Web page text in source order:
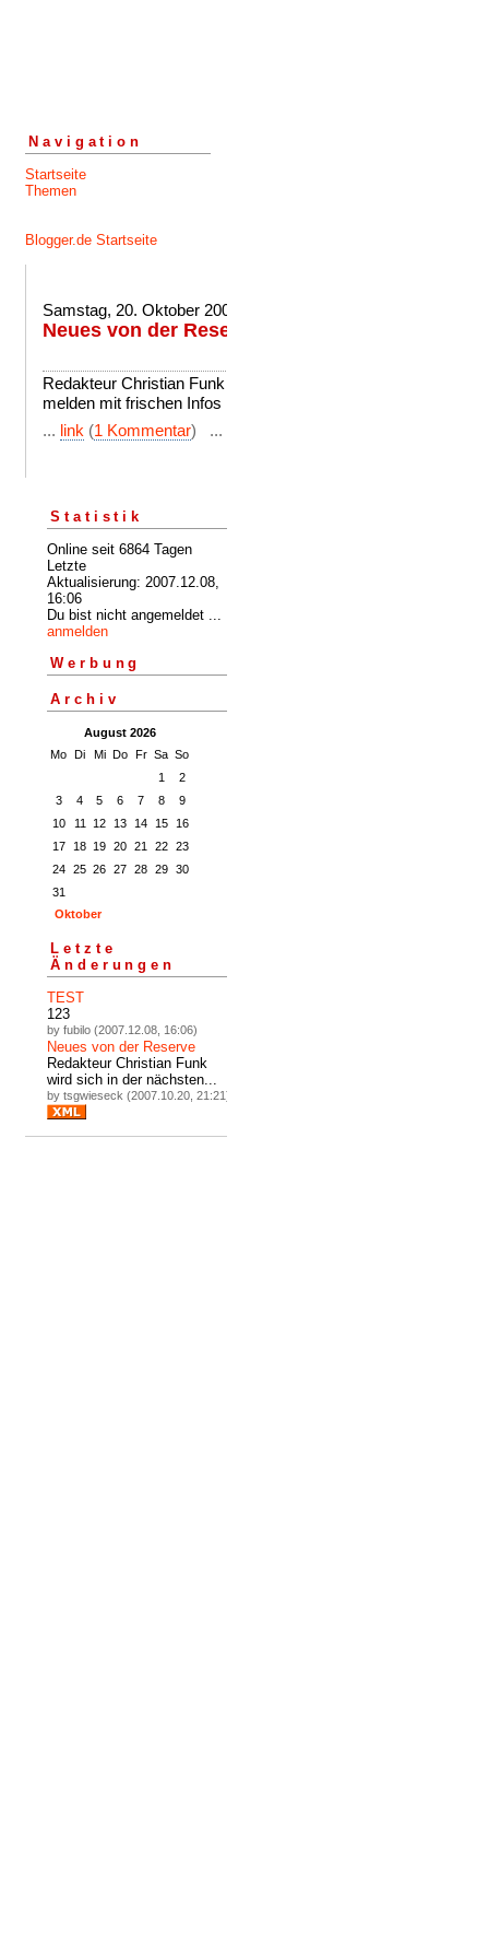
Navigation
Startseite
Themen
Blogger.de Startseite
Samstag, 20. Oktober 2007
Neues von der Reserve
Redakteur Christian Funk wird sich in der nächsten Woche
melden mit frischen Infos rund um die Wiesecker Reserve.
... link (1 Kommentar) ...
Statistik
Online seit 6864 Tagen
Letzte
Aktualisierung: 2007.12.08,
16:06
Du bist nicht angemeldet ...
anmelden
Werbung
Archiv
August 2026
Mo
Di Mi Do Fr Sa So
1
2
3
4 5 6 7 8
9
10
11 12 13 14 15
16
17
18 19 20 21 22
23
24
25 26 27 28 29
30
31
Oktober
Letzte
Änderungen
TEST
123
by fubilo (2007.12.08, 16:06)
Neues von der Reserve
Redakteur Christian Funk
wird sich in der nächsten...
by tsgwieseck (2007.10.20, 21:21)